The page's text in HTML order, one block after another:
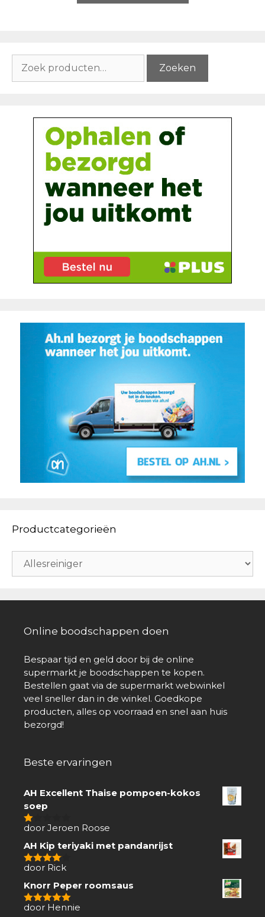
naar:
Zoeken
Productcategorieën
Online boodschappen doen
Bespaar tijd en geld door bij de online
supermarkt je boodschappen te kopen.
Bestellen gaat via de supermarkt webwinkel
veel sneller dan in de winkel. Goedkope
producten, alles op voorraad en snel aan huis
bezorgd!
Beste ervaringen
AH Excellent Thaise pompoen-kokos
soep
1
5
door Jeroen Roose
AH Kip teriyaki met pandanrijst
4van 5
door Rick
Knorr Peper roomsaus
5van 5
door Hennie